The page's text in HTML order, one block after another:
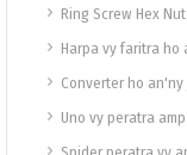
Ring Screw Hex
Harpa vy faritra
Converter ho an'ny
Uno vy peratra